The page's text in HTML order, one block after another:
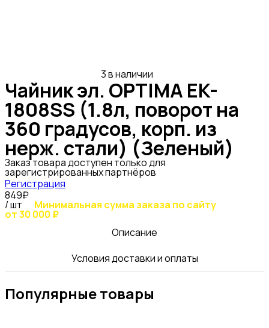
3 в наличии
Чайник эл. OPTIMA EK-
1808SS (1.8л, поворот на
360 градусов, корп. из
нерж. стали) (Зеленый)
Заказ товара доступен только для
зарегистрированных партнёров
Регистрация
849₽
/ шт Минимальная сумма заказа по сайту
от 30 000 ₽
Описание
Условия доставки и оплаты
Популярные товары